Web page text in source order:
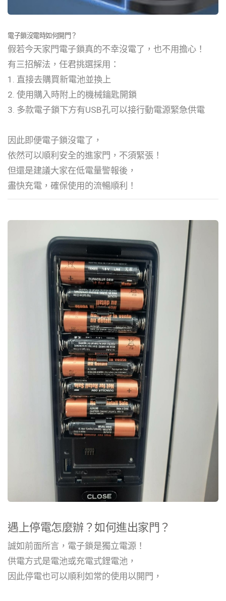
電子鎖沒電時如何開門？
假若今天家門電子鎖真的不幸沒電了，也不用擔心！
有三招解法，任君挑選採用：
1. 直接去購買新電池並換上
2. 使用購入時附上的機械鑰匙開鎖
3. 多款電子鎖下方有USB孔可以接行動電源緊急供電
因此即便電子鎖沒電了，
依然可以順利安全的進家門，不須緊張！
但還是建議大家在低電量警報後，
盡快充電，確保使用的流暢順利！
遇上停電怎麼辦？如何進出家門？
誠如前面所言，電子鎖是獨立電源！
供電方式是電池或充電式鋰電池，
因此停電也可以順利如常的使用以開門，